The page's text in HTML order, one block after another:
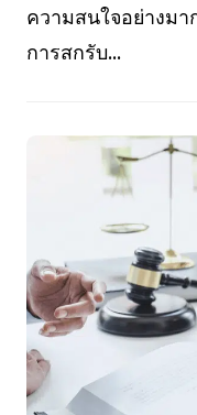
ความสนใจอย่างม
การสกรับ...